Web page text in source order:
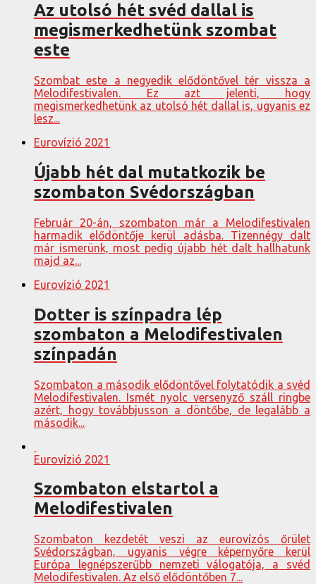
Az utolsó hét svéd dallal is
megismerkedhetünk szombat
este
Szombat este a negyedik elődöntővel tér vissza a
Melodifestivalen. Ez azt jelenti, hogy
megismerkedhetünk az utolsó hét dallal is, ugyanis ez
lesz...
Eurovízió 2021
Újabb hét dal mutatkozik be
szombaton Svédországban
Február 20-án, szombaton már a Melodifestivalen
harmadik elődöntője kerül adásba. Tizennégy dalt
már ismerünk, most pedig újabb hét dalt hallhatunk
majd az...
Eurovízió 2021
Dotter is színpadra lép
szombaton a Melodifestivalen
színpadán
Szombaton a második elődöntővel folytatódik a svéd
Melodifestivalen. Ismét nyolc versenyző száll ringbe
azért, hogy továbbjusson a döntőbe, de legalább a
második...
Eurovízió 2021
Szombaton elstartol a
Melodifestivalen
Szombaton kezdetét veszi az eurovízós őrület
Svédországban, ugyanis végre képernyőre kerül
Európa legnépszerűbb nemzeti válogatója, a svéd
Melodifestivalen. Az első elődöntőben 7...